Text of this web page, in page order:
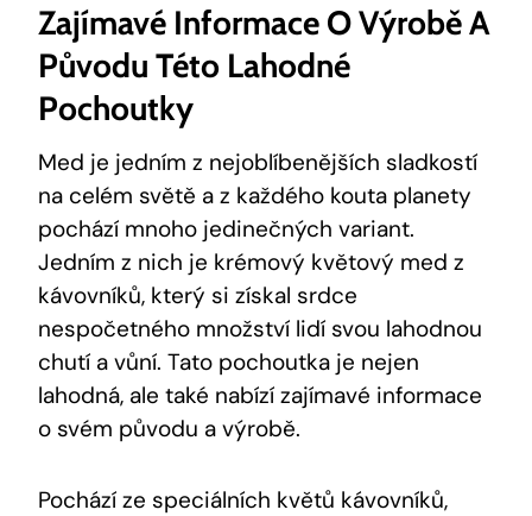
Zajímavé Informace O Výrobě A
Původu Této Lahodné
Pochoutky
Med je jedním z nejoblíbenějších sladkostí
na celém světě a z každého kouta planety
pochází mnoho jedinečných variant.
Jedním z nich je krémový květový med z
kávovníků, který si získal srdce
nespočetného množství lidí svou lahodnou
chutí a vůní. Tato pochoutka je nejen
lahodná, ale také nabízí zajímavé informace
o svém původu a výrobě.
Pochází ze speciálních květů kávovníků,